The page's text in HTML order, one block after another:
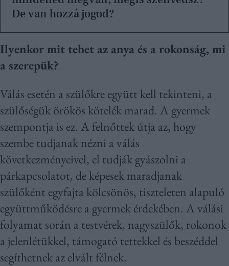
De van hozzá jogod?
Ilyenkor mit tehet az anya és a rokonság, mi
a szerepük?
Válás esetén a szülőkre együtt kell tekinteni, a
szülőségük örökös kötelék marad. A gyermek
szempontja is ez. A felnőttek útja az, hogy
szembe tudjanak nézni a válás
következményeivel, el tudják gyászolni a
párkapcsolatot, de képesek maradjanak
szülőként egyfajta kölcsönös, tiszteleten alapuló
együttműködésre a gyermek érdekében. A válási
folyamat során a testvérek, nagyszülők, rokonok
a jelenlétükkel, támogató tettekkel és beszéddel
segíthetnek az elvált félnek.